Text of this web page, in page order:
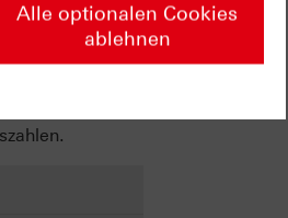
die Bank of
um 0,25
Zölle und viel
Alle optionalen Cookies
ablehnen